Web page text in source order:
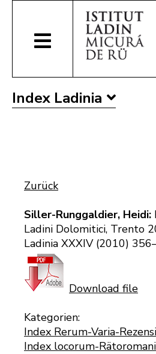
Index Ladinia
Zurück
Siller-Runggaldier, Heidi:
Ladini Dolomitici, Trento
Ladinia XXXIV (2010)
Download file
Kategorien:
Index Rerum-Varia-
Index locorum-